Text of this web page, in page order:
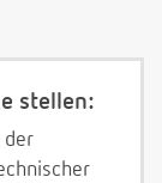
stellen:
der